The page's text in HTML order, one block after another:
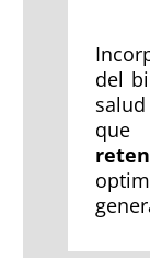
del